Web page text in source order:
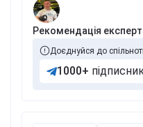
Рекомендація
Доєднуйся до
1000+